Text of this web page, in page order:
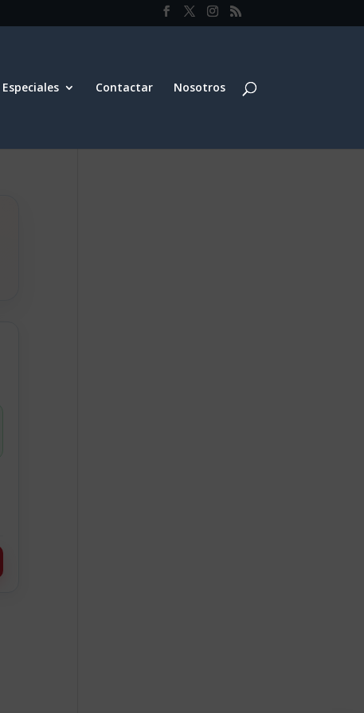
Especiales Contactar Nosotros